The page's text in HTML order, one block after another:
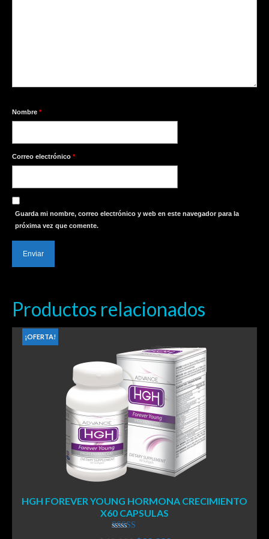
Nombre *
Correo electrónico *
Guarda mi nombre, correo electrónico y web en este navegador para la
próxima vez que comente.
Productos relacionados
¡OFERTA!
HGH FOREVER YOUNG HORMONA CRECIMIENTO
X60 CAPSULAS